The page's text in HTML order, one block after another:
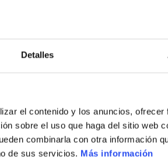
Detalles
el contenido y los anuncios,
sobre el uso que haga del sitio web
combinarla con otra información
de sus servicios. Más información